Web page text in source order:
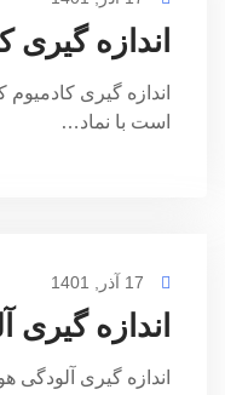
اندازه گیری
اندازه گیری
است با نماد…
اندازه گیری
اندازه گیری آلودگی